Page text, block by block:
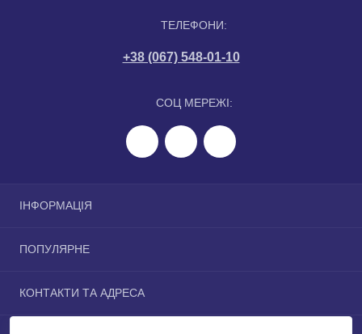
ТЕЛЕФОНИ:
+38 (067) 548-01-10
СОЦ МЕРЕЖІ:
ІНФОРМАЦІЯ
Співпраця
Виробники
ПОПУЛЯРНЕ
Насоси для басейнів
Фільтри та фільтраційні станції
КОНТАКТИ ТА АДРЕСА